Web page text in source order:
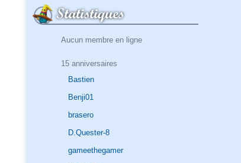
Statistiques
Aucun membre en ligne
15 anniversaires
Bastien
Benji01
brasero
D.Quester-8
gameethegamer